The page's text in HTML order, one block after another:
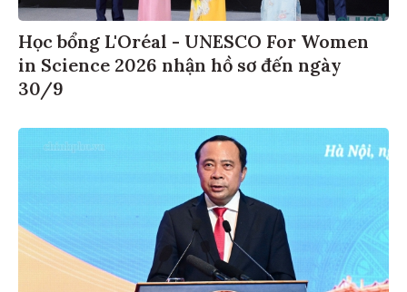
Học bổng L'Oréal - UNESCO For Women
in Science 2026 nhận hồ sơ đến ngày
30/9